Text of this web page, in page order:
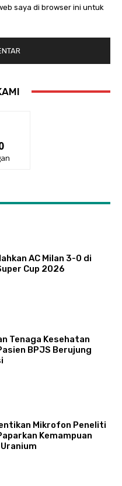
saya di browser ini untuk
AC Milan 3-0 di
Cup 2026
Tenaga Kesehatan
BPJS Berujung
Mikrofon Peneliti
Kemampuan